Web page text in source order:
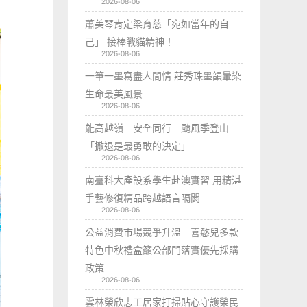
蕭美琴肯定梁育慈「宛如當年的自
己」 接棒戰貓精神！
2026-08-06
一筆一墨寫盡人間情 莊秀珠墨韻暈染
生命最美風景
2026-08-06
能高越嶺 安全同行 颱風季登山
「撤退是最勇敢的決定」
2026-08-06
南臺科大產設系學生赴澳實習 用精湛
手藝修復精品跨越語言隔閡
2026-08-06
公益消費市場競爭升溫 喜憨兒多款
特色中秋禮盒籲公部門落實優先採購
政策
2026-08-06
雲林榮欣志工居家打掃貼心守護榮民